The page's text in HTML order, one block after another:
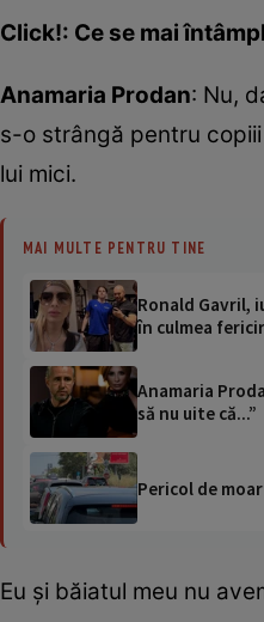
Click!: Ce se mai
Anamaria Prodan: Nu,
s-o strângă pentru
lui mici.
MAI MULTE PENTRU TINE
Ronald Gavril,
în culmea
Anamaria
să nu uite că...”
Pericol de
Eu și băiatul meu nu